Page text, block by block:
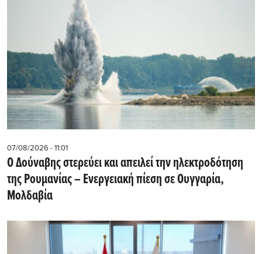
07/08/2026 - 11:01
Ο Δούναβης στερεύει και απειλεί την ηλεκτροδότηση
της Ρουμανίας – Ενεργειακή πίεση σε Ουγγαρία,
Μολδαβία